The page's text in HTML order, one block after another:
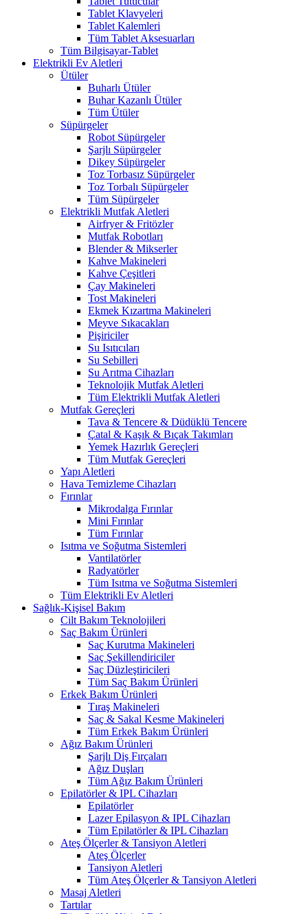
Tablet Klavyeleri
Tablet Kalemleri
Tüm Tablet Aksesuarları
Tüm Bilgisayar-Tablet
Elektrikli Ev Aletleri
Ütüler
Buharlı Ütüler
Buhar Kazanlı Ütüler
Tüm Ütüler
Süpürgeler
Robot Süpürgeler
Şarjlı Süpürgeler
Dikey Süpürgeler
Toz Torbasız Süpürgeler
Toz Torbalı Süpürgeler
Tüm Süpürgeler
Elektrikli Mutfak Aletleri
Airfryer & Fritözler
Mutfak Robotları
Blender & Mikserler
Kahve Makineleri
Kahve Çeşitleri
Çay Makineleri
Tost Makineleri
Ekmek Kızartma Makineleri
Meyve Sıkacakları
Pişiriciler
Su Isıtıcıları
Su Sebilleri
Su Arıtma Cihazları
Teknolojik Mutfak Aletleri
Tüm Elektrikli Mutfak Aletleri
Mutfak Gereçleri
Tava & Tencere & Düdüklü Tencere
Çatal & Kaşık & Bıçak Takımları
Yemek Hazırlık Gereçleri
Tüm Mutfak Gereçleri
Yapı Aletleri
Hava Temizleme Cihazları
Fırınlar
Mikrodalga Fırınlar
Mini Fırınlar
Tüm Fırınlar
Isıtma ve Soğutma Sistemleri
Vantilatörler
Radyatörler
Tüm Isıtma ve Soğutma Sistemleri
Tüm Elektrikli Ev Aletleri
Sağlık-Kişisel Bakım
Cilt Bakım Teknolojileri
Saç Bakım Ürünleri
Saç Kurutma Makineleri
Saç Şekillendiriciler
Saç Düzleştiricileri
Tüm Saç Bakım Ürünleri
Erkek Bakım Ürünleri
Tıraş Makineleri
Saç & Sakal Kesme Makineleri
Tüm Erkek Bakım Ürünleri
Ağız Bakım Ürünleri
Şarjlı Diş Fırçaları
Ağız Duşları
Tüm Ağız Bakım Ürünleri
Epilatörler & IPL Cihazları
Epilatörler
Lazer Epilasyon & IPL Cihazları
Tüm Epilatörler & IPL Cihazları
Ateş Ölçerler & Tansiyon Aletleri
Ateş Ölçerler
Tansiyon Aletleri
Tüm Ateş Ölçerler & Tansiyon Aletleri
Masaj Aletleri
Tartılar